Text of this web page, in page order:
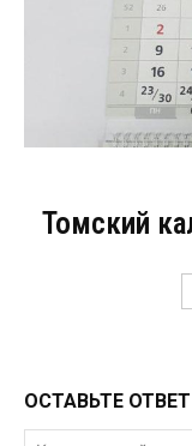
Томский
ОСТАВЬТЕ ОТВЕТ